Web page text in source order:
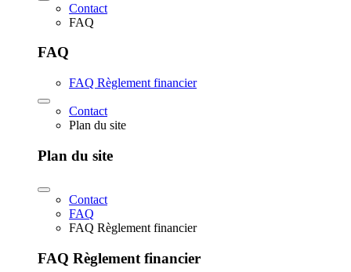
Contact
FAQ
FAQ
FAQ Règlement financier
Contact
Plan du site
Plan du site
Contact
FAQ
FAQ Règlement financier
FAQ Règlement financier